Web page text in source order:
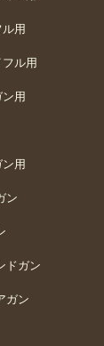
用
ル用
用
用
ン
ドガン
ガン